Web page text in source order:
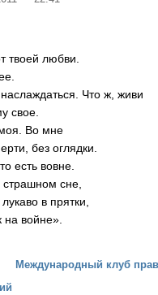
твоей любви.
Что ж, живи
свое.
Во мне
без оглядки.
есть вовне.
сне,
в прятки,
на войне».
Международный клуб